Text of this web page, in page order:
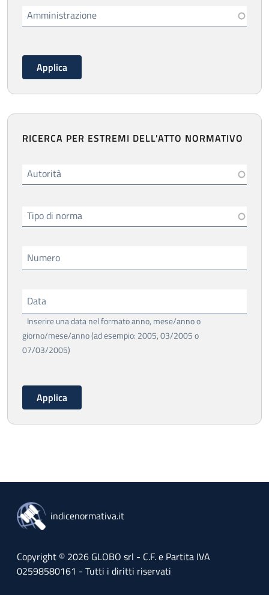
Amministrazione
RICERCA PER ESTREMI DELL'ATTO NORMATIVO
Autorità
Tipo di norma
Numero
Data
Inserire una data nel formato anno, mese/anno o
giorno/mese/anno (ad esempio: 2005, 03/2005 o
07/03/2005)
indicenormativa.it
Copyright © 2026 GLOBO srl - C.F. e Partita IVA
02598580161 - Tutti i diritti riservati